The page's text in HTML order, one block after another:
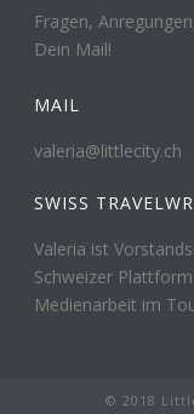
Fragen,
Dein Mail!
MAIL
valeria@littlecity.ch
SWISS
Valeria ist
Schweizer
Medienarbeit im
© 2018